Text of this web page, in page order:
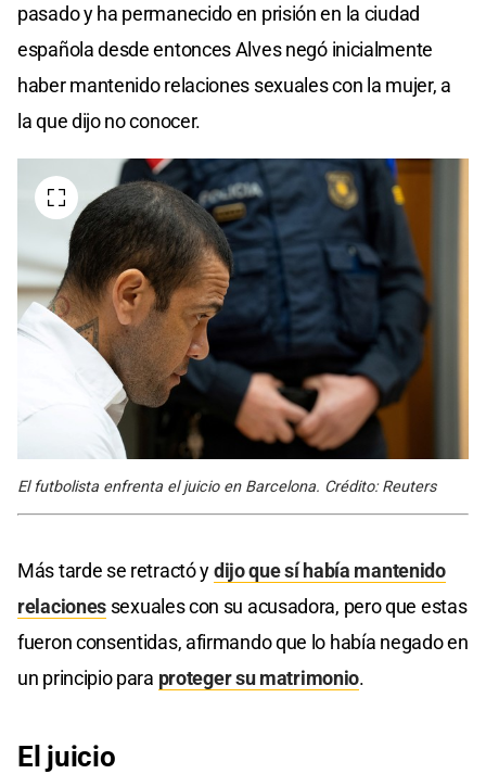
pasado y ha permanecido en prisión en la ciudad
española desde entonces Alves negó inicialmente
haber mantenido relaciones sexuales con la mujer, a
la que dijo no conocer.
El futbolista enfrenta el juicio en Barcelona. Crédito: Reuters
Más tarde se retractó ydijo que sí había mantenido
relaciones sexuales con su acusadora, pero que estas
fueron consentidas, afirmando que lo había negado en
un principio para proteger su matrimonio.
El juicio